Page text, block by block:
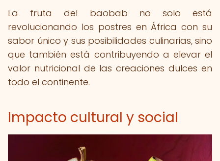
La fruta del baobab no solo está
revolucionando los postres en África con su
sabor único y sus posibilidades culinarias, sino
que también está contribuyendo a elevar el
valor nutricional de las creaciones dulces en
todo el continente.
Impacto cultural y social